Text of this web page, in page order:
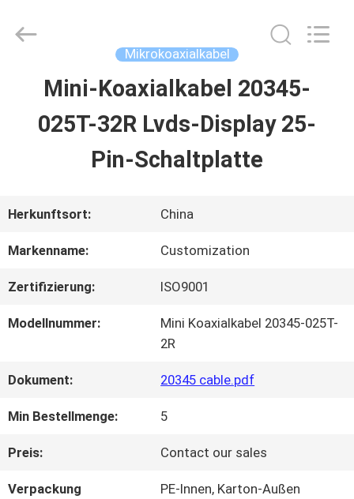
HAUSE
VIDEOS
UNS
QUALITÄTSKONTROLLE
Technology
Mikrokoaxialkabel
Mini-Koaxialkabel 20345-
025T-32R Lvds-Display 25-
Pin-Schaltplatte
Herkunftsort: China
Markenname: Customization
Zertifizierung: ISO9001
Modellnummer:
Mini Koaxialkabel 20345-025T-
2R
Dokument: 20345 cable.pdf
Min Bestellmenge: 5
Preis: Contact our sales
Verpackung
PE-Innen, Karton-Außen